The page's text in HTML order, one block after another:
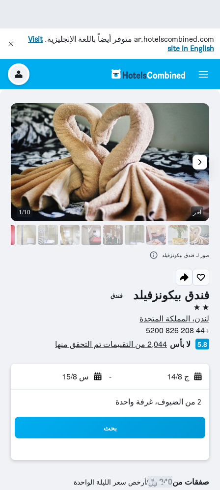
ar.hotelscombined.com متوفر أيضاً باللغة الإنجليزية.Visit
site in English
فندق بيكونزفيلد فندق
2 نجمتين
لندن، المملكة المتحدة
+44 208 826 5200
5.8 لا بأس 2,044 من التقييمات تم التحقق منها
ج 14/8 - س 15/8
2 من الضيوف، غرفة واحدة
بحث
صفقات من240 ﷼ /أرخص سعر الليلة الواحدة
آخر 1/10
صور لـ فندق بيكونزفيلد